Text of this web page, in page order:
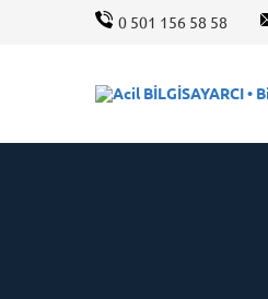
0 501 156 58 58